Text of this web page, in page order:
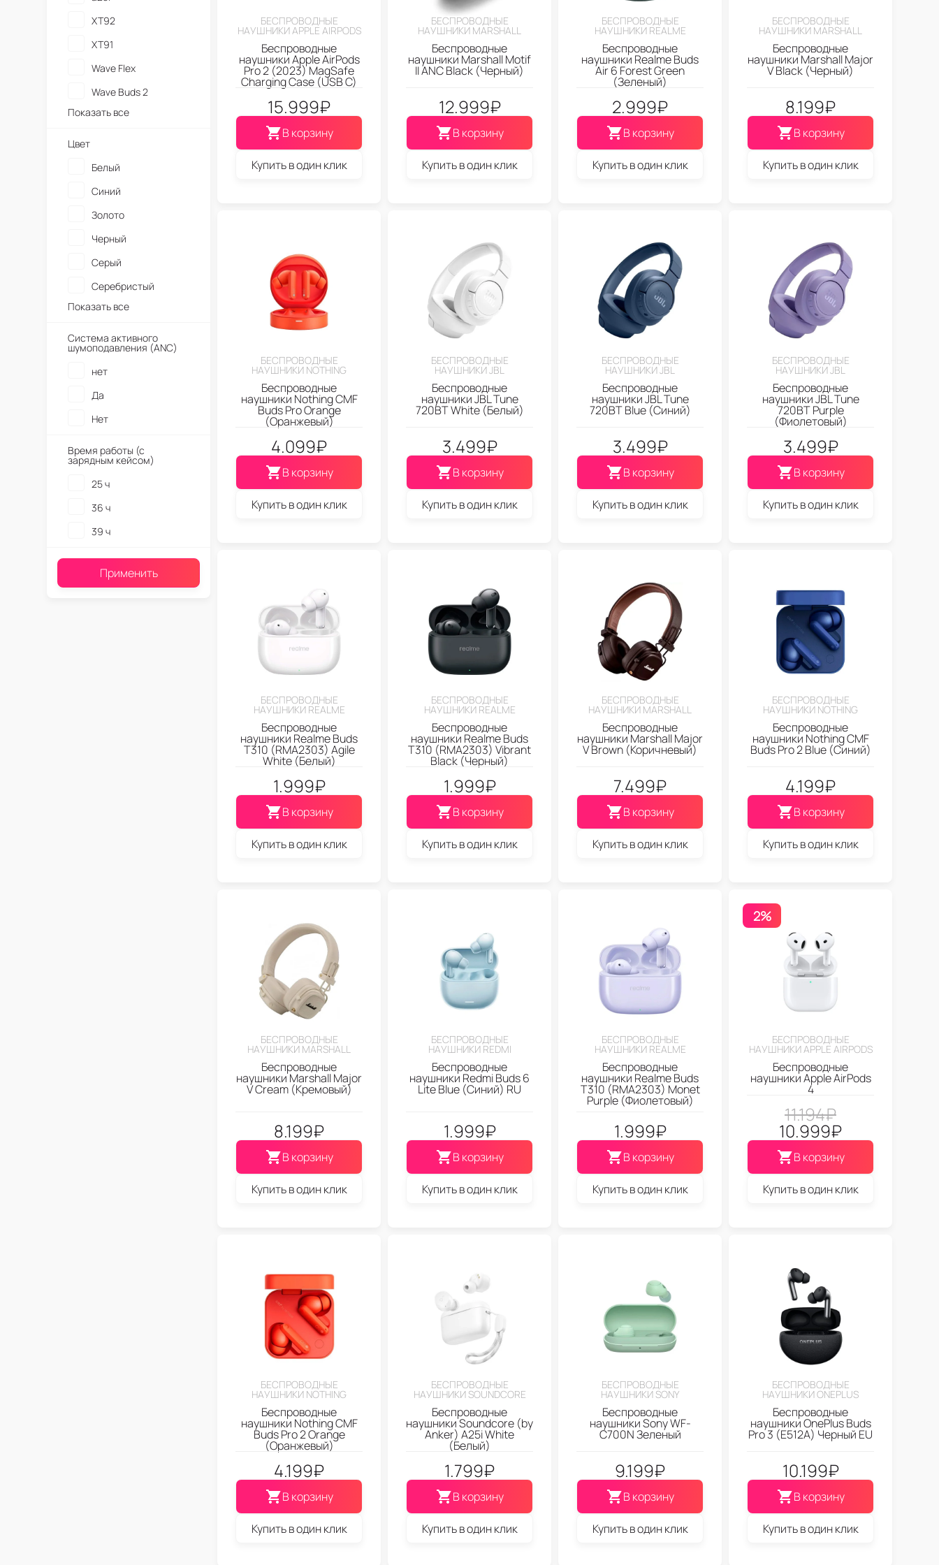
БЕСПРОВОДНЫЕ
НАУШНИКИ APPLE AIRPODS
Беспроводные
наушники Apple AirPods
Pro 2 (2023) MagSafe
Charging Case (USB C)
15.999₽
В корзину
Купить в один клик
БЕСПРОВОДНЫЕ
НАУШНИКИ MARSHALL
Беспроводные
наушники Marshall Motif
II ANC Black (Черный)
12.999₽
В корзину
Купить в один клик
БЕСПРОВОДНЫЕ
НАУШНИКИ REALME
Беспроводные
наушники Realme Buds
Air 6 Forest Green
(Зеленый)
2.999₽
В корзину
Купить в один клик
БЕСПРОВОДНЫЕ
НАУШНИКИ MARSHALL
Беспроводные
наушники Marshall Major
V Black (Черный)
8.199₽
В корзину
Купить в один клик
БЕСПРОВОДНЫЕ
НАУШНИКИ NOTHING
Беспроводные
наушники Nothing CMF
Buds Pro Orange
(Оранжевый)
4.099₽
В корзину
Купить в один клик
БЕСПРОВОДНЫЕ
НАУШНИКИ JBL
Беспроводные
наушники JBL Tune
720BT White (Белый)
3.499₽
В корзину
Купить в один клик
БЕСПРОВОДНЫЕ
НАУШНИКИ JBL
Беспроводные
наушники JBL Tune
720BT Blue (Синий)
3.499₽
В корзину
Купить в один клик
БЕСПРОВОДНЫЕ
НАУШНИКИ JBL
Беспроводные
наушники JBL Tune
720BT Purple
(Фиолетовый)
3.499₽
В корзину
Купить в один клик
БЕСПРОВОДНЫЕ
НАУШНИКИ REALME
Беспроводные
наушники Realme Buds
T310 (RMA2303) Agile
White (Белый)
1.999₽
В корзину
Купить в один клик
БЕСПРОВОДНЫЕ
НАУШНИКИ REALME
Беспроводные
наушники Realme Buds
T310 (RMA2303) Vibrant
Black (Черный)
1.999₽
В корзину
Купить в один клик
БЕСПРОВОДНЫЕ
НАУШНИКИ MARSHALL
Беспроводные
наушники Marshall Major
V Brown (Коричневый)
7.499₽
В корзину
Купить в один клик
БЕСПРОВОДНЫЕ
НАУШНИКИ NOTHING
Беспроводные
наушники Nothing CMF
Buds Pro 2 Blue (Синий)
4.199₽
В корзину
Купить в один клик
БЕСПРОВОДНЫЕ
НАУШНИКИ MARSHALL
Беспроводные
наушники Marshall Major
V Cream (Кремовый)
8.199₽
В корзину
Купить в один клик
БЕСПРОВОДНЫЕ
НАУШНИКИ REDMI
Беспроводные
наушники Redmi Buds 6
Lite Blue (Синий) RU
1.999₽
В корзину
Купить в один клик
БЕСПРОВОДНЫЕ
НАУШНИКИ REALME
Беспроводные
наушники Realme Buds
T310 (RMA2303) Monet
Purple (Фиолетовый)
1.999₽
В корзину
Купить в один клик
2%
БЕСПРОВОДНЫЕ
НАУШНИКИ APPLE AIRPODS
Беспроводные
наушники Apple AirPods
4
11.194₽
10.999₽
В корзину
Купить в один клик
БЕСПРОВОДНЫЕ
НАУШНИКИ NOTHING
Беспроводные
наушники Nothing CMF
Buds Pro 2 Orange
(Оранжевый)
4.199₽
В корзину
Купить в один клик
БЕСПРОВОДНЫЕ
НАУШНИКИ SOUNDCORE
Беспроводные
наушники Soundcore (by
Anker) A25i White
(Белый)
1.799₽
В корзину
Купить в один клик
БЕСПРОВОДНЫЕ
НАУШНИКИ SONY
Беспроводные
наушники Sony WF-
C700N Зеленый
9.199₽
В корзину
Купить в один клик
БЕСПРОВОДНЫЕ
НАУШНИКИ ONEPLUS
Беспроводные
наушники OnePlus Buds
Pro 3 (E512A) Черный EU
10.199₽
В корзину
Купить в один клик
Apple AirPods
XT92
XT91
Wave Flex
Wave Buds 2
Показать все
Цвет
Белый
Синий
Золото
Черный
Серый
Серебристый
Показать все
Система активного
шумоподавления (ANC)
нет
Да
Нет
Время работы (с
зарядным кейсом)
25 ч
36 ч
39 ч
Применить